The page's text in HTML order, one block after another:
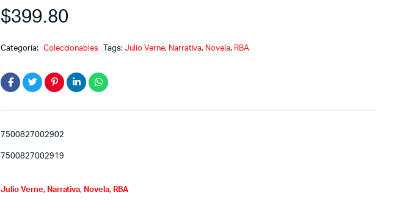
$399.80
Categoría: Coleccionables Tags:Julio Verne, Narrativa, Novela, RBA
7500827002902
7500827002919
Julio Verne, Narrativa, Novela, RBA